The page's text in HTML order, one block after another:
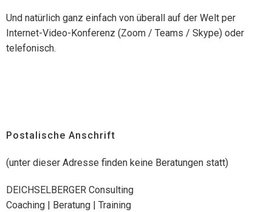
Und natürlich ganz einfach von überall auf der Welt per
Internet-Video-Konferenz (Zoom / Teams / Skype) oder
telefonisch.
Postalische Anschrift
(unter dieser Adresse finden keine Beratungen statt)
DEICHSELBERGER Consulting
Coaching | Beratung | Training